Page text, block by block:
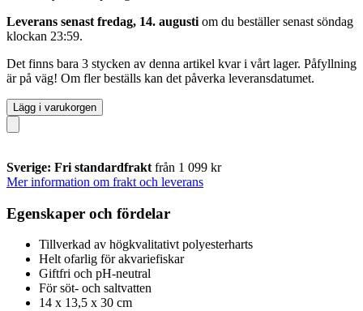
Leverans senast fredag, 14. augusti om du beställer senast söndag
klockan 23:59.
Det finns bara 3 stycken av denna artikel kvar i vårt lager. Påfyllning
är på väg! Om fler beställs kan det påverka leveransdatumet.
Lägg i varukorgen
Sverige: Fri standardfrakt från 1 099 kr
Mer information om frakt och leverans
Egenskaper och fördelar
Tillverkad av högkvalitativt polyesterharts
Helt ofarlig för akvariefiskar
Giftfri och pH-neutral
För söt- och saltvatten
14 x 13,5 x 30 cm